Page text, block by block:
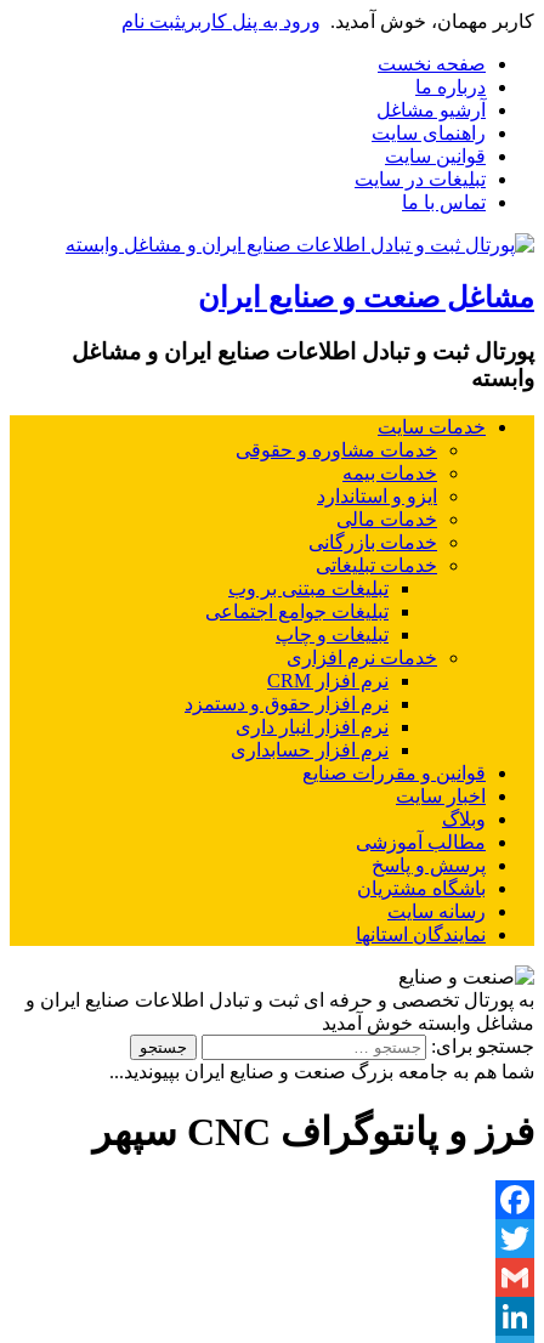
کاربر مهمان، خوش آمدید. ورود به پنل کاربریثبت نام
صفحه نخست
درباره ما
آرشیو مشاغل
راهنمای سایت
قوانین سایت
تبلیغات در سایت
تماس با ما
مشاغل صنعت و صنایع ایران
پورتال ثبت و تبادل اطلاعات صنایع ایران و مشاغل
وابسته
خدمات سایت
خدمات مشاوره و حقوقی
خدمات بیمه
ایزو و استاندارد
خدمات مالی
خدمات بازرگانی
خدمات تبلیغاتی
تبلیغات مبتنی بر وب
تبلیغات جوامع اجتماعی
تبلیغات و چاپ
خدمات نرم افزاری
نرم افزار CRM
نرم افزار حقوق و دستمزد
نرم افزار انبار داری
نرم افزار حسابداری
قوانین و مقررات صنایع
اخبار سایت
وبلاگ
مطالب آموزشی
پرسش و پاسخ
باشگاه مشتریان
رسانه سایت
نمایندگان استانها
به پورتال تخصصی و حرفه ای ثبت و تبادل اطلاعات صنایع ایران و
مشاغل وابسته خوش آمدید
جستجو برای:
شما هم به جامعه بزرگ صنعت و صنایع ایران بپیوندید...
فرز و پانتوگراف CNC سپهر
Facebook
Twitter
Gmail